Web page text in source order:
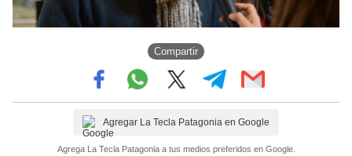
Compartir
Agregar La Tecla Patagonia en Google
Agrega La Tecla Patagonia a tus medios preferidos en Google.